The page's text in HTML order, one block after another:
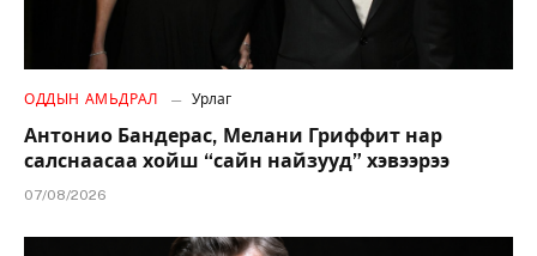
ОДДЫН АМЬДРАЛ Урлаг
Антонио Бандерас, Мелани Гриффит нар
салснаасаа хойш “сайн найзууд” хэвээрээ
07/08/2026